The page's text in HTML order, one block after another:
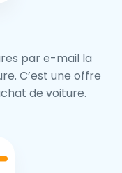
par e-mail la
C’est une offre
de voiture.